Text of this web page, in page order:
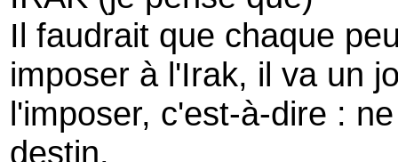
Il faudrait que chaque
imposer à l'Irak, il va un
l'imposer, c'est-à-dire :
destin.